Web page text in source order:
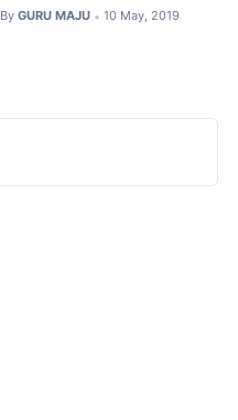
By GURU MAJU • 10 May, 2019